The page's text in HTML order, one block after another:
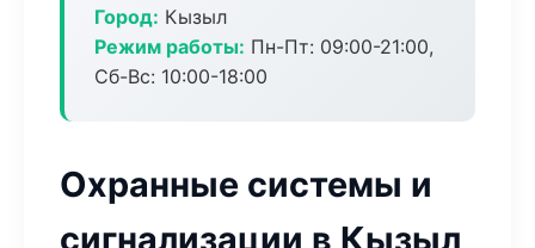
Город: Кызыл
Режим работы: Пн-Пт: 09:00-21:00,
Сб-Вс: 10:00-18:00
Охранные системы и
сигнализации в Кызыл